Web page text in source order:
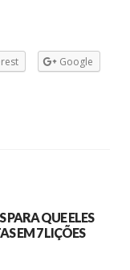
Google
QUE ELES
EM 7 LIÇÕES